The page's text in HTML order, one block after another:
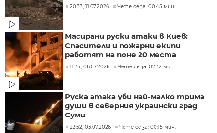
20:33, 11.07.2026 Чете се за: 00:45 мин.
Масирани руски атаки в Киев:
Спасители и пожарни екипи
работят на поне 20 места
11:34, 06.07.2026 Чете се за: 02:32 мин.
Руска атака уби най-малко трима
души в северния украински град
Суми
23:32, 03.07.2026 Чете се за: 00:15 мин.